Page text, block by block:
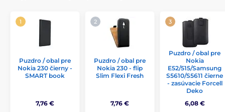
Puzdro / obal pre
Nokia 230 čierny -
SMART book
7,76 €
Puzdro / obal pre
Nokia 230 - flip
Slim Flexi Fresh
7,76 €
Puzdro / obal pre
Nokia
E52/515/Samsung
S5610/S5611 čierne
- zasúvacie Forcell
Deko
6,08 €